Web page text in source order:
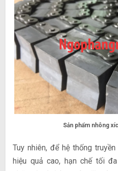
Sản phẩm nhông
Tuy nhiên, để hệ thống
hiệu quả cao, hạn chế tối